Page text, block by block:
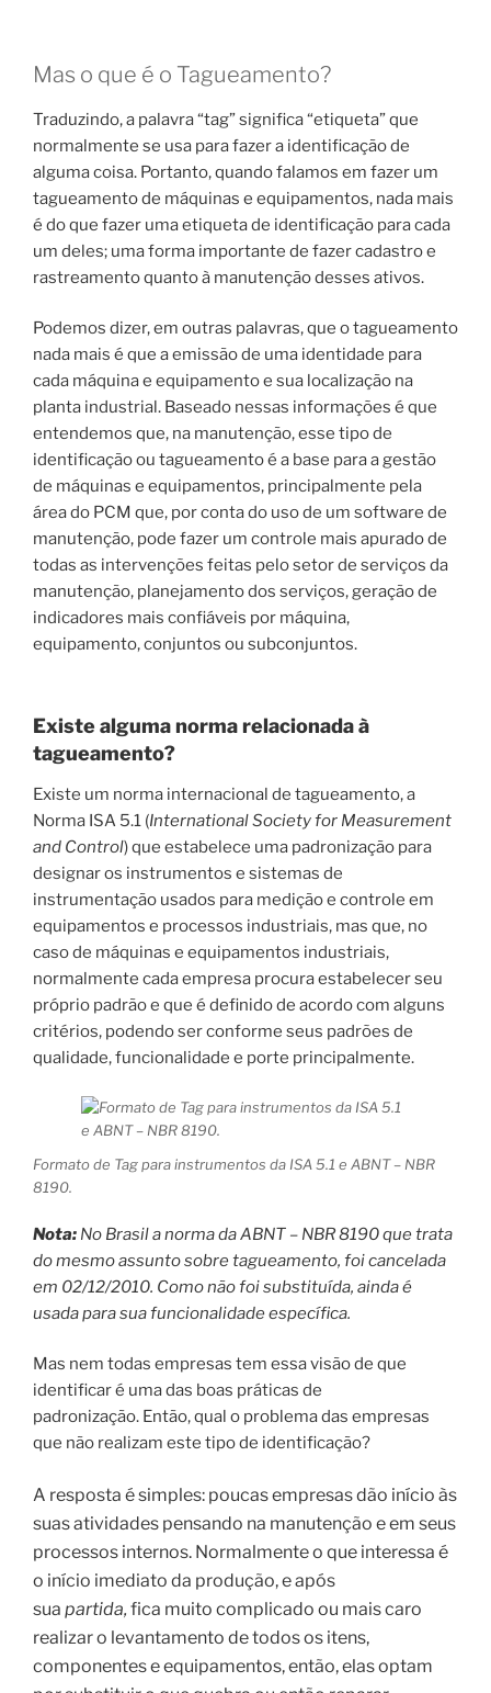
Mas o que é o Tagueamento?
Traduzindo, a palavra “tag” significa “etiqueta” que
normalmente se usa para fazer a identificação de
alguma coisa. Portanto, quando falamos em fazer um
tagueamento de máquinas e equipamentos, nada mais
é do que fazer uma etiqueta de identificação para cada
um deles; uma forma importante de fazer cadastro e
rastreamento quanto à manutenção desses ativos.
Podemos dizer, em outras palavras, que o tagueamento
nada mais é que a emissão de uma identidade para
cada máquina e equipamento e sua localização na
planta industrial. Baseado nessas informações é que
entendemos que, na manutenção, esse tipo de
identificação ou tagueamento é a base para a gestão
de máquinas e equipamentos, principalmente pela
área do PCM que, por conta do uso de um software de
manutenção, pode fazer um controle mais apurado de
todas as intervenções feitas pelo setor de serviços da
manutenção, planejamento dos serviços, geração de
indicadores mais confiáveis por máquina,
equipamento, conjuntos ou subconjuntos.
Existe alguma norma relacionada à
tagueamento?
Existe um norma internacional de tagueamento, a
Norma ISA 5.1 (International Society for Measurement
and Control) que estabelece uma padronização para
designar os instrumentos e sistemas de
instrumentação usados para medição e controle em
equipamentos e processos industriais, mas que, no
caso de máquinas e equipamentos industriais,
normalmente cada empresa procura estabelecer seu
próprio padrão e que é definido de acordo com alguns
critérios, podendo ser conforme seus padrões de
qualidade, funcionalidade e porte principalmente.
Formato de Tag para instrumentos da ISA 5.1 e ABNT – NBR
8190.
Nota: No Brasil a norma da ABNT – NBR 8190 que trata
do mesmo assunto sobre tagueamento, foi cancelada
em 02/12/2010. Como não foi substituída, ainda é
usada para sua funcionalidade específica.
Mas nem todas empresas tem essa visão de que
identificar é uma das boas práticas de
padronização. Então, qual o problema das empresas
que não realizam este tipo de identificação?
A resposta é simples: poucas empresas dão início às
suas atividades pensando na manutenção e em seus
processos internos. Normalmente o que interessa é
o início imediato da produção, e após
sua partida, fica muito complicado ou mais caro
realizar o levantamento de todos os itens,
componentes e equipamentos, então, elas optam